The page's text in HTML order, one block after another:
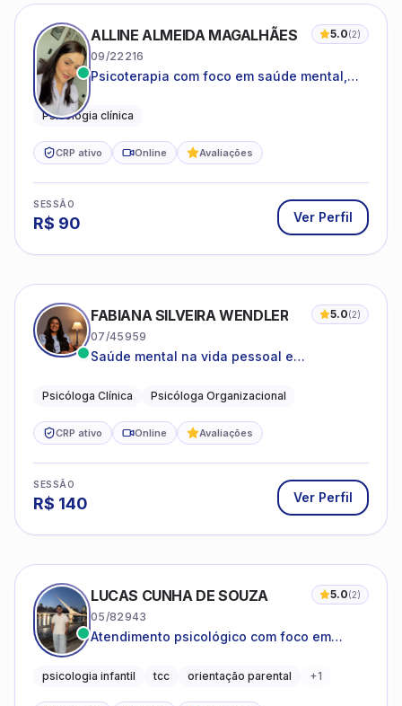
ALLINE ALMEIDA MAGALHÃES 5.0(2)
09/22216
Psicoterapia com foco em saúde mental,
adolescentes e adultos.
Psicologia clínica
CRP ativo Online Avaliações
SESSÃO
R$ 90 Ver Perfil
FABIANA SILVEIRA WENDLER 5.0(2)
07/45959
Saúde mental na vida pessoal e
Psicóloga Clínica Psicóloga Organizacional
CRP ativo Online Avaliações
SESSÃO
R$ 140 Ver Perfil
LUCAS CUNHA DE SOUZA 5.0(2)
05/82943
Atendimento psicológico com foco em
promovendo equilíbrio emocional e
psicologia infantil tcc orientação parental +1